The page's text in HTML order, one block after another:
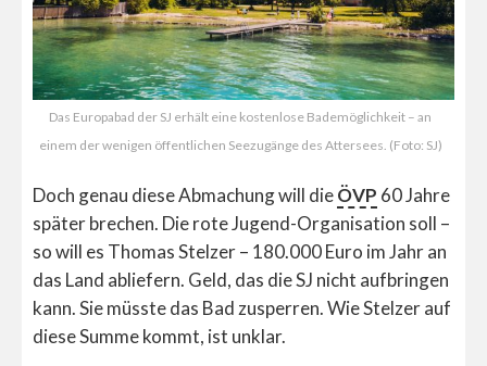
Das Europabad der SJ erhält eine kostenlose Bademöglichkeit – an
einem der wenigen öffentlichen Seezugänge des Attersees. (Foto: SJ)
Doch genau diese Abmachung will dieÖVP 60 Jahre
später brechen. Die rote Jugend-Organisation soll –
so will es Thomas Stelzer – 180.000 Euro im Jahr an
das Land abliefern. Geld, das die SJ nicht aufbringen
kann. Sie müsste das Bad zusperren. Wie Stelzer auf
diese Summe kommt, ist unklar.